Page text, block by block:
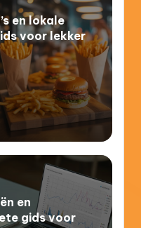
en lokale
voor lekker
en
gids voor